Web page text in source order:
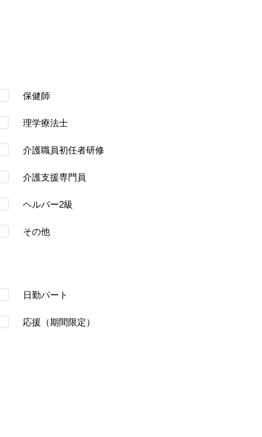
保健師
理学療法士
介護職員初任者研修
介護支援専門員
ヘルパー2級
その他
日勤パート
応援（期間限定）